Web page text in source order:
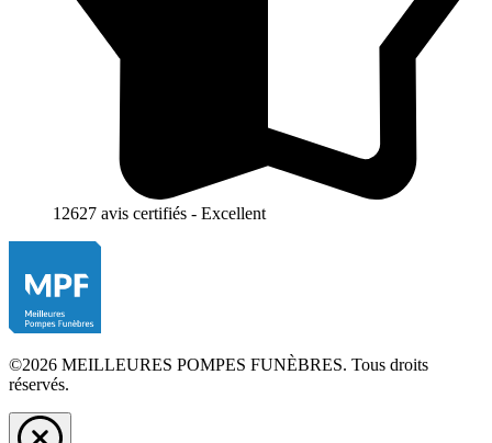
12627 avis certifiés - Excellent
©2026 MEILLEURES POMPES FUNÈBRES. Tous droits
réservés.